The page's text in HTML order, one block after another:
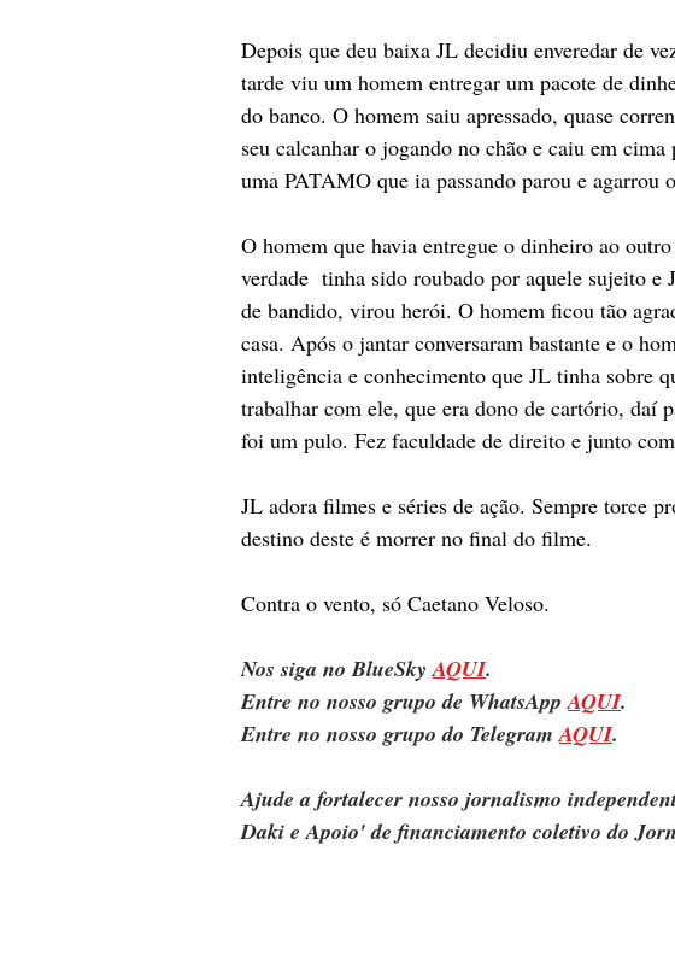
Depois que deu baixa JL decidiu enveredar de
tarde viu um homem entregar um pacote de
do banco. O homem saiu apressado, quase
seu calcanhar o jogando no chão e caiu em
uma PATAMO que ia passando parou e agarrou
O homem que havia entregue o dinheiro ao
verdade  tinha sido roubado por aquele sujeito
de bandido, virou herói. O homem ficou tão
casa. Após o jantar conversaram bastante e o
inteligência e conhecimento que JL tinha sobre
trabalhar com ele, que era dono de cartório, daí
foi um pulo. Fez faculdade de direito e junto
JL adora filmes e séries de ação. Sempre torce
destino deste é morrer no final do filme.
Contra o vento, só Caetano Veloso.
Nos siga no BlueSky AQUI.
Entre no nosso grupo de WhatsApp AQUI.
Entre no nosso grupo do Telegram AQUI.
Ajude a fortalecer nosso jornalismo
Daki e Apoio' de financiamento coletivo do